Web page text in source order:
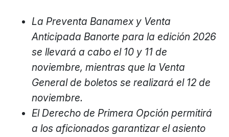
La Preventa Banamex y Venta
Anticipada Banorte para la edición 2026
se llevará a cabo el 10 y 11 de
noviembre, mientras que la Venta
General de boletos se realizará el 12 de
noviembre.
El Derecho de Primera Opción permitirá
a los aficionados garantizar el asiento